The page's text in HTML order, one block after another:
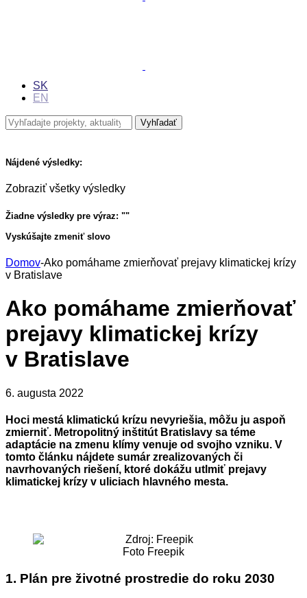
SK
EN
Nájdené výsledky:
Zobraziť všetky výsledky
Žiadne výsledky pre výraz: ""
Vyskúšajte zmeniť slovo
Domov-Ako pomáhame zmierňovať prejavy klimatickej krízy
v Bratislave
Ako pomáhame zmierňovať
prejavy klimatickej krízy
v Bratislave
6. augusta 2022
Hoci mestá klimatickú krízu nevyriešia, môžu ju aspoň
zmierniť. Metropolitný inštitút Bratislavy sa téme
adaptácie na zmenu klímy venuje od svojho vzniku. V
tomto článku nájdete sumár zrealizovaných či
navrhovaných riešení, ktoré dokážu utlmiť prejavy
klimatickej krízy v uliciach hlavného mesta.
Foto Freepik
1. Plán pre životné prostredie do roku 2030